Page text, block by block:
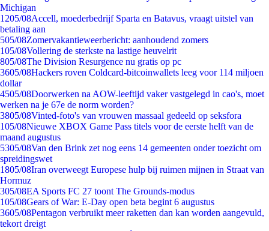
Michigan
1205/08Accell, moederbedrijf Sparta en Batavus, vraagt uitstel van
betaling aan
505/08Zomervakantieweerbericht: aanhoudend zomers
105/08Vollering de sterkste na lastige heuvelrit
805/08The Division Resurgence nu gratis op pc
3605/08Hackers roven Coldcard-bitcoinwallets leeg voor 114 miljoen
dollar
4505/08Doorwerken na AOW-leeftijd vaker vastgelegd in cao's, moet
werken na je 67e de norm worden?
3805/08Vinted-foto's van vrouwen massaal gedeeld op seksfora
105/08Nieuwe XBOX Game Pass titels voor de eerste helft van de
maand augustus
5305/08Van den Brink zet nog eens 14 gemeenten onder toezicht om
spreidingswet
1805/08Iran overweegt Europese hulp bij ruimen mijnen in Straat van
Hormuz
305/08EA Sports FC 27 toont The Grounds-modus
105/08Gears of War: E-Day open beta begint 6 augustus
3605/08Pentagon verbruikt meer raketten dan kan worden aangevuld,
tekort dreigt